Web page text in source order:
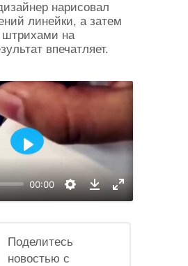
нарисовал
линейки, а затем
штрихами на
впечатляет.
00:00
НастройкиDownload
На
Воспроизвести
Поделитесь
новостью с